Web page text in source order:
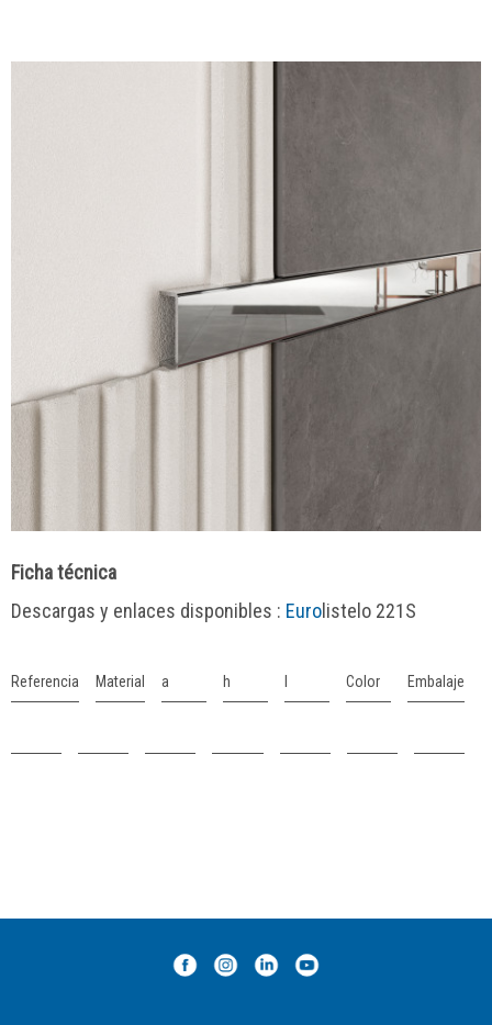
Ficha técnica
Descargas y enlaces disponibles : Euro listelo 221S
Referencia Material a h Color Embalaje